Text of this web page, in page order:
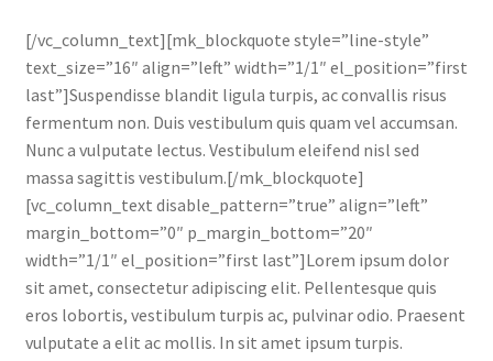
[/vc_column_text][mk_blockquote style=”line-style”
text_size=”16″ align=”left” width=”1/1″ el_position=”first
last”]Suspendisse blandit ligula turpis, ac convallis risus
fermentum non. Duis vestibulum quis quam vel accumsan.
Nunc a vulputate lectus. Vestibulum eleifend nisl sed
massa sagittis vestibulum.[/mk_blockquote]
[vc_column_text disable_pattern=”true” align=”left”
margin_bottom=”0″ p_margin_bottom=”20″
width=”1/1″ el_position=”first last”]Lorem ipsum dolor
sit amet, consectetur adipiscing elit. Pellentesque quis
eros lobortis, vestibulum turpis ac, pulvinar odio. Praesent
vulputate a elit ac mollis. In sit amet ipsum turpis.